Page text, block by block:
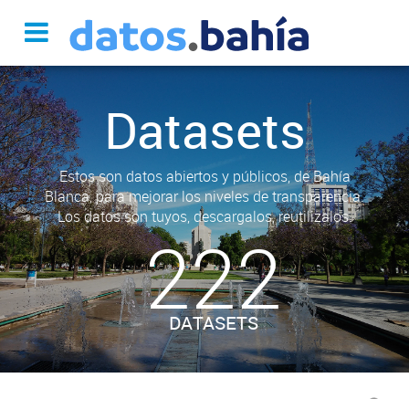
Datasets
Estos son datos abiertos y públicos, de Bahía
Blanca, para mejorar los niveles de transparencia.
Los datos son tuyos, descargalos, reutilizalos.
222
DATASETS